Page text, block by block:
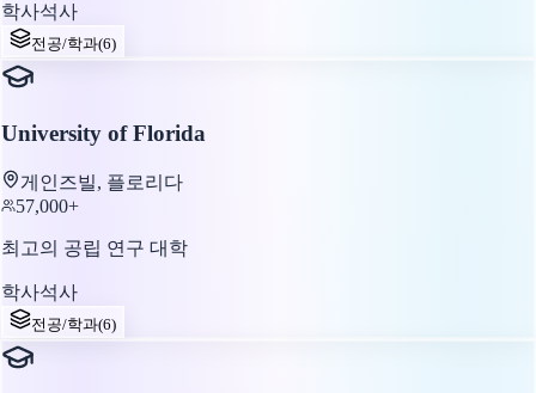
학사석사
전공/학과(6)
University of Florida
게인즈빌, 플로리다
57,000+
최고의 공립 연구 대학
학사석사
전공/학과(6)